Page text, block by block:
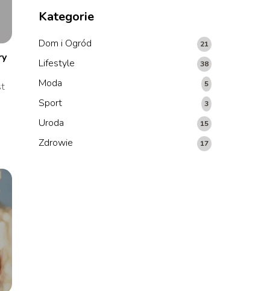
Kategorie
Dom i Ogród 21
Lifestyle 38
Moda 5
Sport 3
Uroda 15
Zdrowie 17